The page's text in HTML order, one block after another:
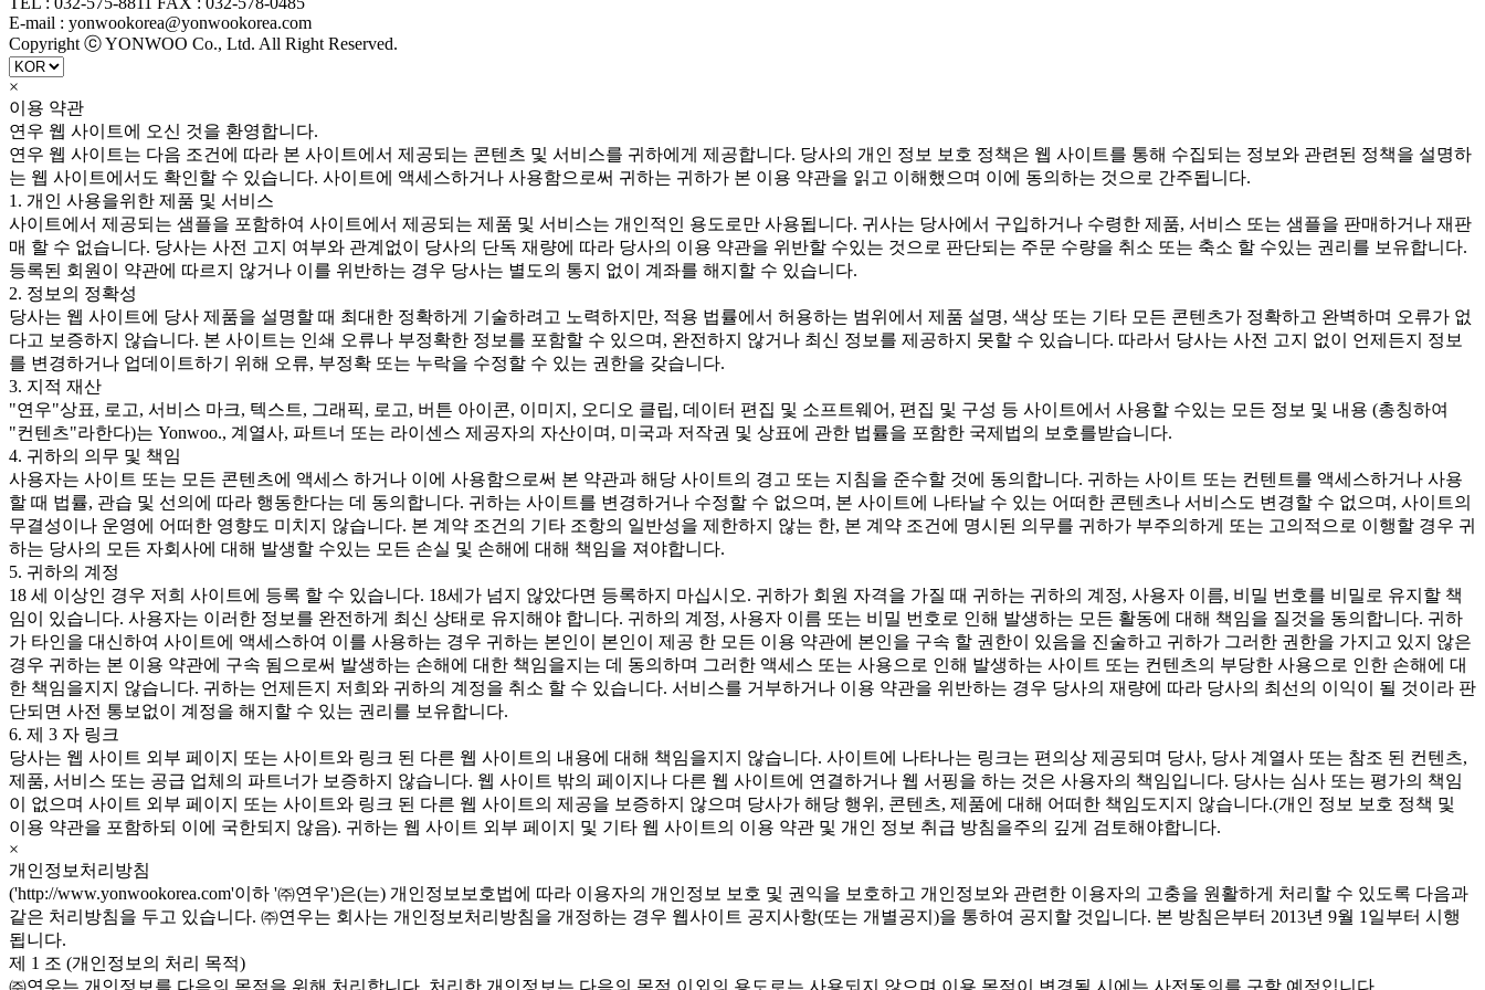
E-mail : yonwookorea@yonwookorea.com
Copyright ⓒ YONWOO Co., Ltd. All Right Reserved.
×
이용 약관
연우 웹 사이트에 오신 것을 환영합니다.
연우 웹 사이트는 다음 조건에 따라 본 사이트에서 제공되는 콘텐츠 및 서비스를 귀하에게 제공합니다. 당사의 개인 정보 보호 정책은 웹 사이트를 통해 수집되는 정보와 관련된 정책을 설명하
는 웹 사이트에서도 확인할 수 있습니다. 사이트에 액세스하거나 사용함으로써 귀하는 귀하가 본 이용 약관을 읽고 이해했으며 이에 동의하는 것으로 간주됩니다.
1. 개인 사용을위한 제품 및 서비스
사이트에서 제공되는 샘플을 포함하여 사이트에서 제공되는 제품 및 서비스는 개인적인 용도로만 사용됩니다. 귀사는 당사에서 구입하거나 수령한 제품, 서비스 또는 샘플을 판매하거나 재판
매 할 수 없습니다. 당사는 사전 고지 여부와 관계없이 당사의 단독 재량에 따라 당사의 이용 약관을 위반할 수있는 것으로 판단되는 주문 수량을 취소 또는 축소 할 수있는 권리를 보유합니다.
등록된 회원이 약관에 따르지 않거나 이를 위반하는 경우 당사는 별도의 통지 없이 계좌를 해지할 수 있습니다.
2. 정보의 정확성
당사는 웹 사이트에 당사 제품을 설명할 때 최대한 정확하게 기술하려고 노력하지만, 적용 법률에서 허용하는 범위에서 제품 설명, 색상 또는 기타 모든 콘텐츠가 정확하고 완벽하며 오류가 없
다고 보증하지 않습니다. 본 사이트는 인쇄 오류나 부정확한 정보를 포함할 수 있으며, 완전하지 않거나 최신 정보를 제공하지 못할 수 있습니다. 따라서 당사는 사전 고지 없이 언제든지 정보
를 변경하거나 업데이트하기 위해 오류, 부정확 또는 누락을 수정할 수 있는 권한을 갖습니다.
3. 지적 재산
"연우"상표, 로고, 서비스 마크, 텍스트, 그래픽, 로고, 버튼 아이콘, 이미지, 오디오 클립, 데이터 편집 및 소프트웨어, 편집 및 구성 등 사이트에서 사용할 수있는 모든 정보 및 내용 (총칭하여
"컨텐츠"라한다)는 Yonwoo., 계열사, 파트너 또는 라이센스 제공자의 자산이며, 미국과 저작권 및 상표에 관한 법률을 포함한 국제법의 보호를받습니다.
4. 귀하의 의무 및 책임
사용자는 사이트 또는 모든 콘텐츠에 액세스 하거나 이에 사용함으로써 본 약관과 해당 사이트의 경고 또는 지침을 준수할 것에 동의합니다. 귀하는 사이트 또는 컨텐트를 액세스하거나 사용
할 때 법률, 관습 및 선의에 따라 행동한다는 데 동의합니다. 귀하는 사이트를 변경하거나 수정할 수 없으며, 본 사이트에 나타날 수 있는 어떠한 콘텐츠나 서비스도 변경할 수 없으며, 사이트의
무결성이나 운영에 어떠한 영향도 미치지 않습니다. 본 계약 조건의 기타 조항의 일반성을 제한하지 않는 한, 본 계약 조건에 명시된 의무를 귀하가 부주의하게 또는 고의적으로 이행할 경우 귀
하는 당사의 모든 자회사에 대해 발생할 수있는 모든 손실 및 손해에 대해 책임을 져야합니다.
5. 귀하의 계정
18 세 이상인 경우 저희 사이트에 등록 할 수 있습니다. 18세가 넘지 않았다면 등록하지 마십시오. 귀하가 회원 자격을 가질 때 귀하는 귀하의 계정, 사용자 이름, 비밀 번호를 비밀로 유지할 책
임이 있습니다. 사용자는 이러한 정보를 완전하게 최신 상태로 유지해야 합니다. 귀하의 계정, 사용자 이름 또는 비밀 번호로 인해 발생하는 모든 활동에 대해 책임을 질것을 동의합니다. 귀하
가 타인을 대신하여 사이트에 액세스하여 이를 사용하는 경우 귀하는 본인이 본인이 제공 한 모든 이용 약관에 본인을 구속 할 권한이 있음을 진술하고 귀하가 그러한 권한을 가지고 있지 않은
경우 귀하는 본 이용 약관에 구속 됨으로써 발생하는 손해에 대한 책임을지는 데 동의하며 그러한 액세스 또는 사용으로 인해 발생하는 사이트 또는 컨텐츠의 부당한 사용으로 인한 손해에 대
한 책임을지지 않습니다. 귀하는 언제든지 저희와 귀하의 계정을 취소 할 수 있습니다. 서비스를 거부하거나 이용 약관을 위반하는 경우 당사의 재량에 따라 당사의 최선의 이익이 될 것이라 판
단되면 사전 통보없이 계정을 해지할 수 있는 권리를 보유합니다.
6. 제 3 자 링크
당사는 웹 사이트 외부 페이지 또는 사이트와 링크 된 다른 웹 사이트의 내용에 대해 책임을지지 않습니다. 사이트에 나타나는 링크는 편의상 제공되며 당사, 당사 계열사 또는 참조 된 컨텐츠,
제품, 서비스 또는 공급 업체의 파트너가 보증하지 않습니다. 웹 사이트 밖의 페이지나 다른 웹 사이트에 연결하거나 웹 서핑을 하는 것은 사용자의 책임입니다. 당사는 심사 또는 평가의 책임
이 없으며 사이트 외부 페이지 또는 사이트와 링크 된 다른 웹 사이트의 제공을 보증하지 않으며 당사가 해당 행위, 콘텐츠, 제품에 대해 어떠한 책임도지지 않습니다.(개인 정보 보호 정책 및
이용 약관을 포함하되 이에 국한되지 않음). 귀하는 웹 사이트 외부 페이지 및 기타 웹 사이트의 이용 약관 및 개인 정보 취급 방침을주의 깊게 검토해야합니다.
×
개인정보처리방침
('http://www.yonwookorea.com'이하 '㈜연우')은(는) 개인정보보호법에 따라 이용자의 개인정보 보호 및 권익을 보호하고 개인정보와 관련한 이용자의 고충을 원활하게 처리할 수 있도록 다음과
같은 처리방침을 두고 있습니다. ㈜연우는 회사는 개인정보처리방침을 개정하는 경우 웹사이트 공지사항(또는 개별공지)을 통하여 공지할 것입니다. 본 방침은부터 2013년 9월 1일부터 시행
됩니다.
제 1 조 (개인정보의 처리 목적)
㈜연우는 개인정보를 다음의 목적을 위해 처리합니다. 처리한 개인정보는 다음의 목적 이외의 용도로는 사용되지 않으며 이용 목적이 변경될 시에는 사전동의를 구할 예정입니다.